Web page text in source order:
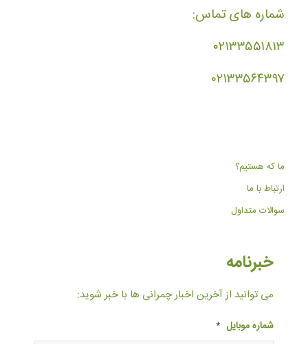
شماره های تماس:
۰۲۱۳۳۵۵۱۸۱۳
۰۲۱۳۳۵۶۴۳۹۷
ما که هستیم؟
ارتباط با ما
سوالات متداول
خبرنامه
می توانید از آخرین اخبار چمرانی ها با خبر شوید:
شماره موبایل *